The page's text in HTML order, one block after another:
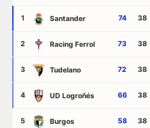
1 Santander 74 38
2 Racing Ferrol 73 38
3 Tudelano 72 38
4 UD Logroñés 66 38
5 Burgos 58 38